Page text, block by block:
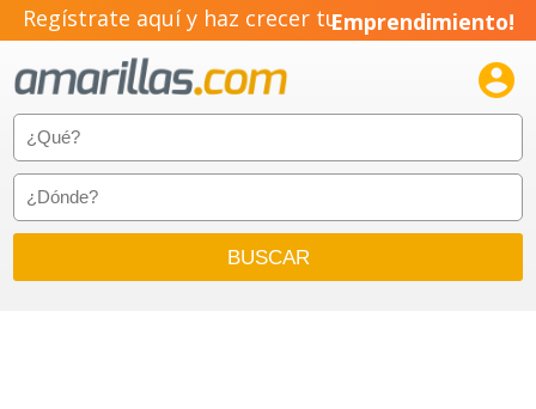
Regístrate aquí y haz crecer tuEmprendimiento!
